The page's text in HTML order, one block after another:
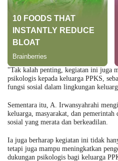
"Tak kalah penting, kegiatan ini juga
psikologis kepada keluarga PPKS,
fungsi sosial dalam lingkungan
Sementara itu, A. Irwansyahrahi
keluarga, masyarakat, dan pemerintah
sosial yang merata dan berkeadilan.
Ia juga berharap kegiatan ini tidak
tetapi juga mampu meningkatkan
dukungan psikologis bagi keluarga